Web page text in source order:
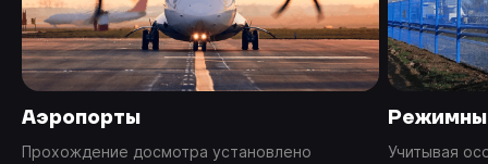
Аэропорты
Прохождение досмотра установлено
Учитывая